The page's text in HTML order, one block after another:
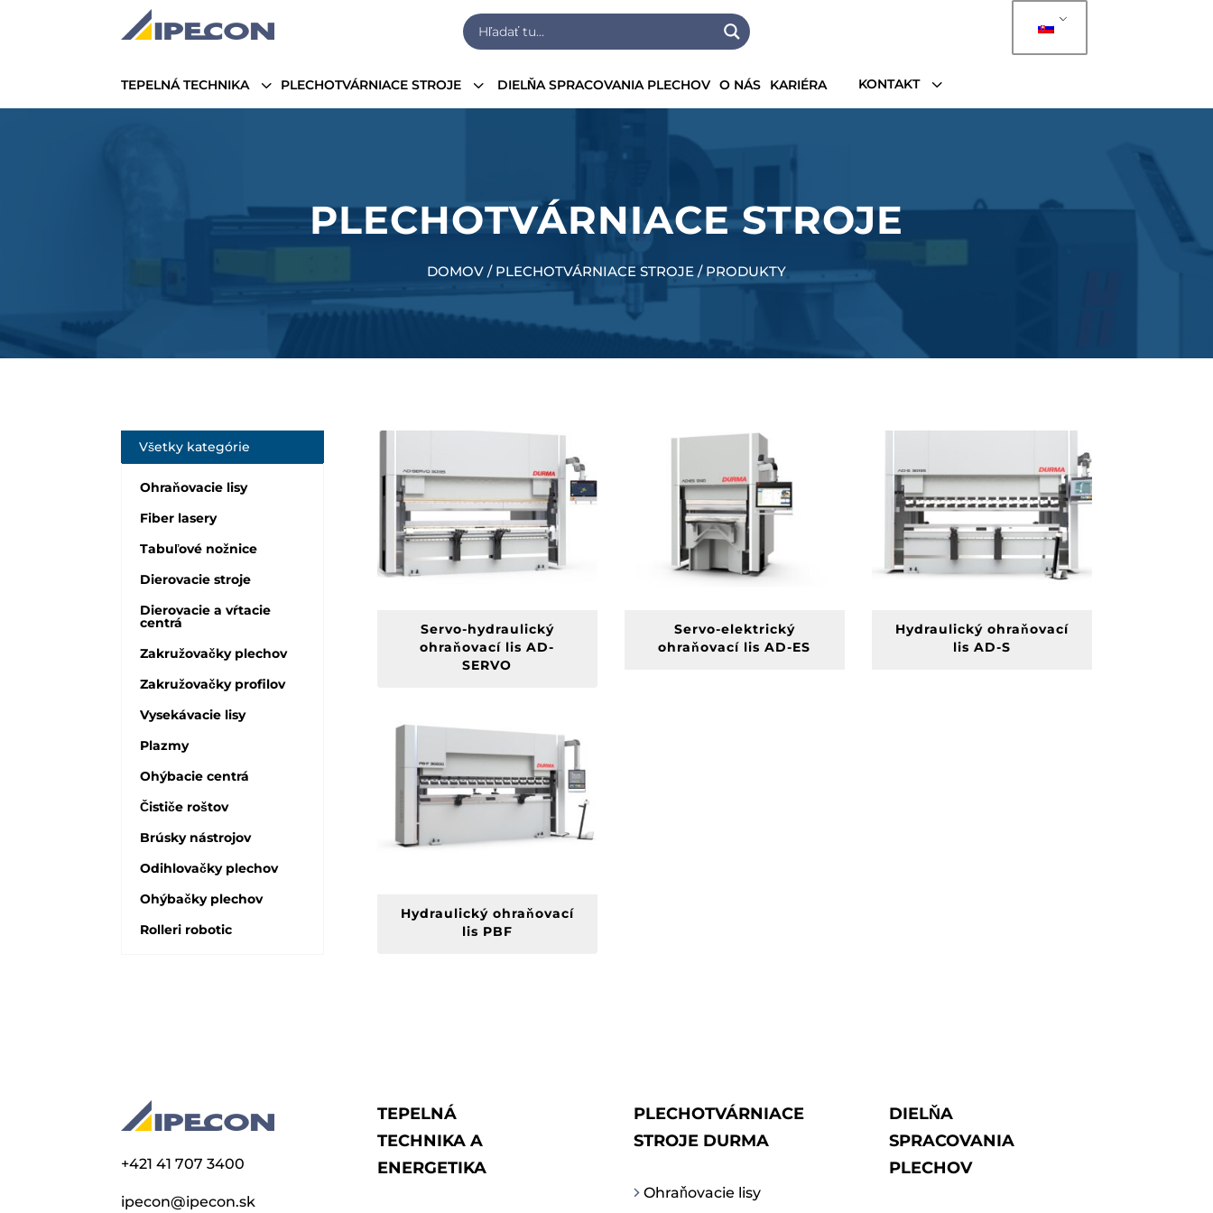
3
TEPELNÁ TECHNIKA 3
PLECHOTVÁRNIACE STROJE DIELŇA SPRACOVANIA PLECHOV O NÁS KARIÉRA 3
KONTAKT
PLECHOTVÁRNIACE STROJE
DOMOV / PLECHOTVÁRNIACE STROJE / PRODUKTY
Všetky kategórie
Ohraňovacie lisy
Fiber lasery
Tabuľové nožnice
Dierovacie stroje
Dierovacie a vŕtacie
centrá
Zakružovačky plechov
Zakružovačky profilov
Vysekávacie lisy
Plazmy
Ohýbacie centrá
Čističe roštov
Brúsky nástrojov
Odihlovačky plechov
Ohýbačky plechov
Rolleri robotic
Servo-hydraulický
ohraňovací lis AD-
SERVO
Servo-elektrický
ohraňovací lis AD-ES
Hydraulický ohraňovací
lis AD-S
Hydraulický ohraňovací
lis PBF
+421 41 707 3400
ipecon@ipecon.sk
TEPELNÁ
TECHNIKA A
ENERGETIKA
PLECHOTVÁRNIACE
STROJE DURMA
Ohraňovacie lisy
DIELŇA
SPRACOVANIA
PLECHOV